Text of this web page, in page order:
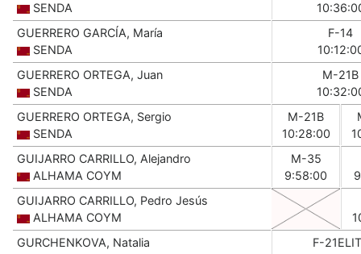
SENDA
GUERRERO GARCÍA, María
SENDA
F-14
GUERRERO ORTEGA, Juan
SENDA
M-21B
GUERRERO ORTEGA, Sergio
SENDA
M-21B
10:28:00
GUIJARRO CARRILLO, Alejandro
ALHAMA COYM
M-35
9:58:00
GUIJARRO CARRILLO, Pedro Jesús
ALHAMA COYM
GURCHENKOVA, Natalia
F-